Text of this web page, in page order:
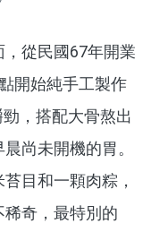
從民國67年開業
開始純手工製作
，搭配大骨熬出
尚未開機的胃。
目和一顆肉粽，
奇，最特別的